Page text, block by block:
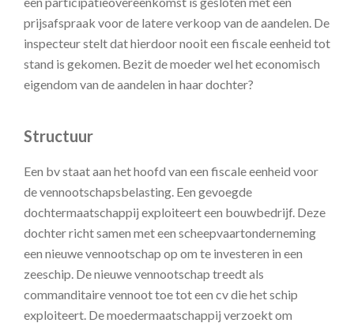
prijsafspraak voor de latere verkoop van de aandelen. De
inspecteur stelt dat hierdoor nooit een fiscale eenheid tot
stand is gekomen. Bezit de moeder wel het economisch
eigendom van de aandelen in haar dochter?
Structuur
Een bv staat aan het hoofd van een fiscale eenheid voor
de vennootschapsbelasting. Een gevoegde
dochtermaatschappij exploiteert een bouwbedrijf. Deze
dochter richt samen met een scheepvaartonderneming
een nieuwe vennootschap op om te investeren in een
zeeschip. De nieuwe vennootschap treedt als
commanditaire vennoot toe tot een cv die het schip
exploiteert. De moedermaatschappij verzoekt om